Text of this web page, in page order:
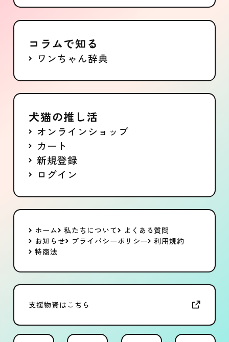
コラムで知る
ワンちゃん辞典
犬猫の推し活
オンラインショップ
カート
新規登録
ログイン
ホーム 私たちについて
よくある質問
お知らせ
プライバシーポリシー 利用規約
特商法
支援物資はこちら